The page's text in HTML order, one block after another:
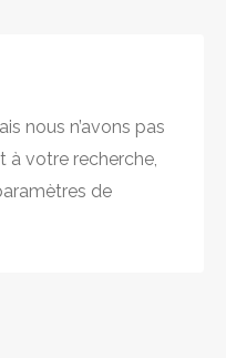
nous n’avons pas
à votre recherche,
de